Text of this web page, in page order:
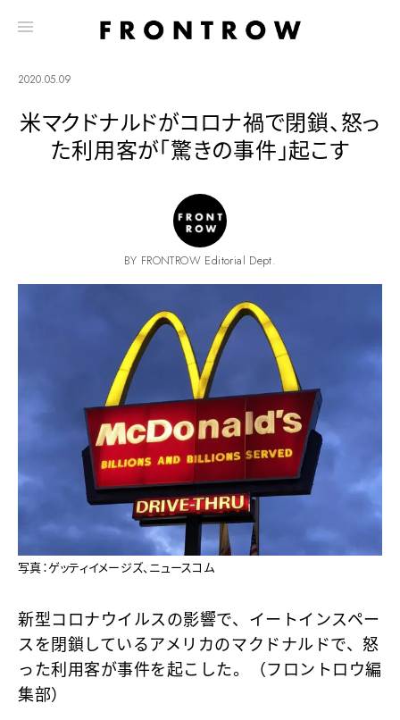
2020.05.09
米マクドナルドがコロナ禍で閉鎖、怒っ
た利用客が「驚きの事件」起こす
BY FRONTROW Editorial Dept.
写真：ゲッティイメージズ、ニュースコム
新型コロナウイルスの影響で、イートインスペー
スを閉鎖しているアメリカのマクドナルドで、怒
った利用客が事件を起こした。（フロントロウ編
集部）